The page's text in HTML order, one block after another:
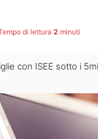
di lettura 2 minuti
con ISEE sotto i